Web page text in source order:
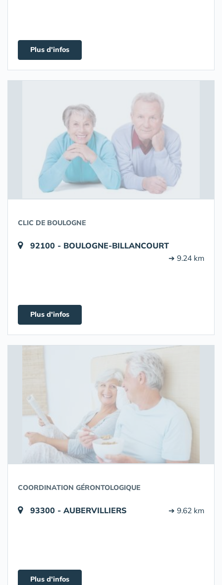
Plus d'infos
CLIC DE BOULOGNE
92100 - BOULOGNE-BILLANCOURT
➔ 9.24 km
Plus d'infos
COORDINATION GÉRONTOLOGIQUE
93300 - AUBERVILLIERS ➔ 9.62 km
Plus d'infos